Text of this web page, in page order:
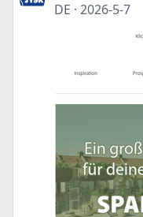
DE · 2026-5-7